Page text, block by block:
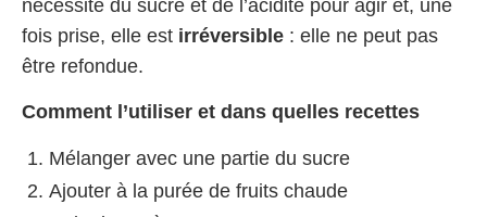
nécessite du sucre et de l’acidité pour agir et, une
fois prise, elle est irréversible : elle ne peut pas
être refondue.
Comment l’utiliser et dans quelles recettes
Mélanger avec une partie du sucre
Ajouter à la purée de fruits chaude